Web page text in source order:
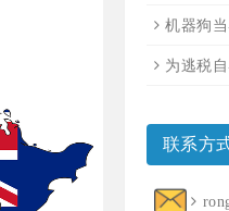
机器狗
为逃税
联系方